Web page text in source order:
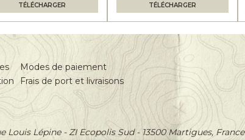
TÉLÉCHARGER TÉLÉCHARGER
Modes de paiement
Frais de port et livraisons
Louis Lépine -ZI Ecopolis Sud -13500 Martigues, France